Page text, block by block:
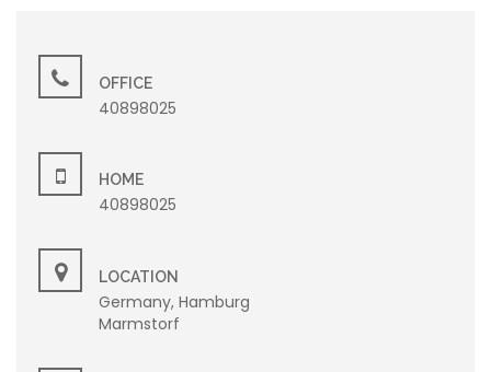
OFFICE
40898025
HOME
40898025
LOCATION
Germany, Hamburg
Marmstorf